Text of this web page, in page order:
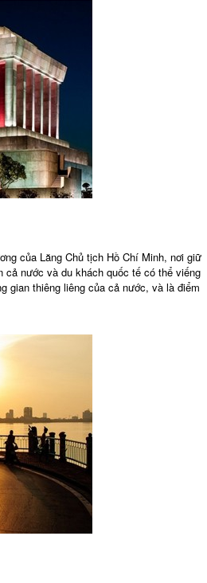
của Lăng Chủ tịch Hồ Chí Minh, nơi giữ
cả nước và du khách quốc tế có thể viếng
gian thiêng liêng của cả nước, và là điểm